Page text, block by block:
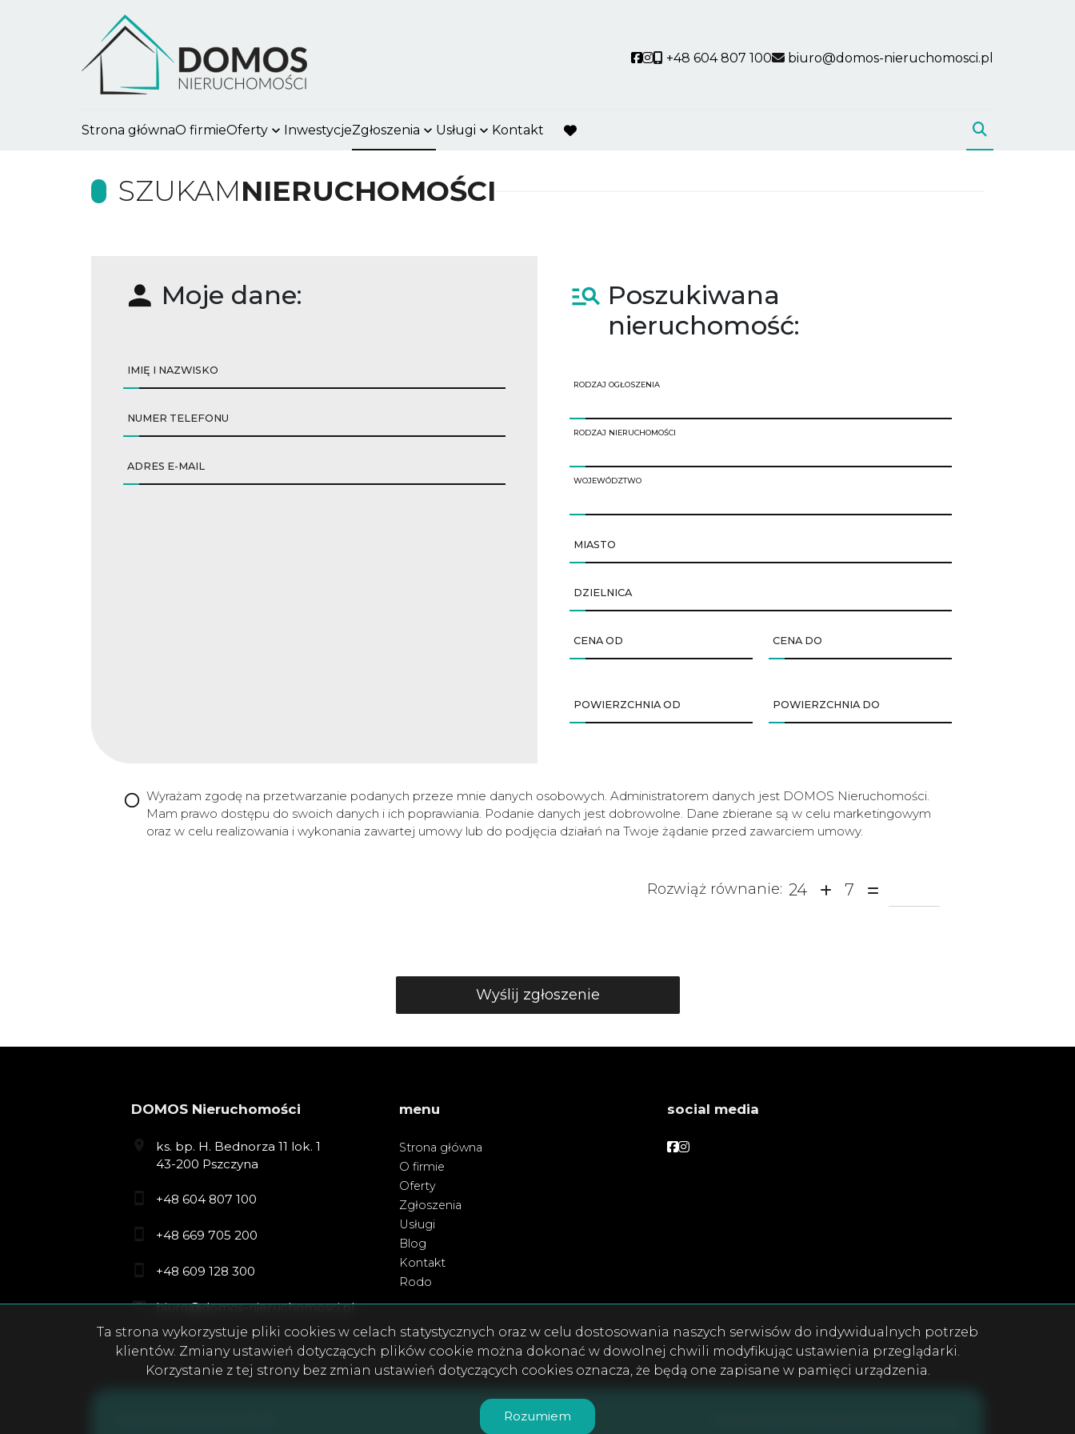
Social link
Social link
+48 604 807 100 biuro@domos-nieruchomosci.pl
Strona głównaO firmieOferty InwestycjeZgłoszenia Usługi Kontakt
favorite
SZUKAMNIERUCHOMOŚCI
Moje dane:
IMIĘ I NAZWISKO
NUMER TELEFONU
ADRES E-MAIL
Poszukiwana
nieruchomość:
RODZAJ OGŁOSZENIA
RODZAJ NIERUCHOMOŚCI
WOJEWÓDZTWO
MIASTO
DZIELNICA
CENA OD CENA DO
POWIERZCHNIA OD POWIERZCHNIA DO
Wyrażam zgodę na przetwarzanie podanych przeze mnie danych osobowych. Administratorem danych jest DOMOS Nieruchomości.
Mam prawo dostępu do swoich danych i ich poprawiania. Podanie danych jest dobrowolne. Dane zbierane są w celu marketingowym
oraz w celu realizowania i wykonania zawartej umowy lub do podjęcia działań na Twoje żądanie przed zawarciem umowy.
Rozwiąż równanie: 24 7
DOMOS Nieruchomości
ks. bp. H. Bednorza 11 lok. 1
43-200 Pszczyna
+48 604 807 100
+48 669 705 200
+48 609 128 300
biuro@domos-nieruchomosci.pl
menu
Strona główna
O firmie
Oferty
Zgłoszenia
Usługi
Blog
Kontakt
Rodo
social media
Facebook
Facebook
Ta strona wykorzystuje pliki cookies w celach statystycznych oraz w celu dostosowania naszych serwisów do indywidualnych potrzeb
klientów. Zmiany ustawień dotyczących plików cookie można dokonać w dowolnej chwili modyfikując ustawienia przeglądarki.
Korzystanie z tej strony bez zmian ustawień dotyczących cookies oznacza, że będą one zapisane w pamięci urządzenia.
Rozumiem